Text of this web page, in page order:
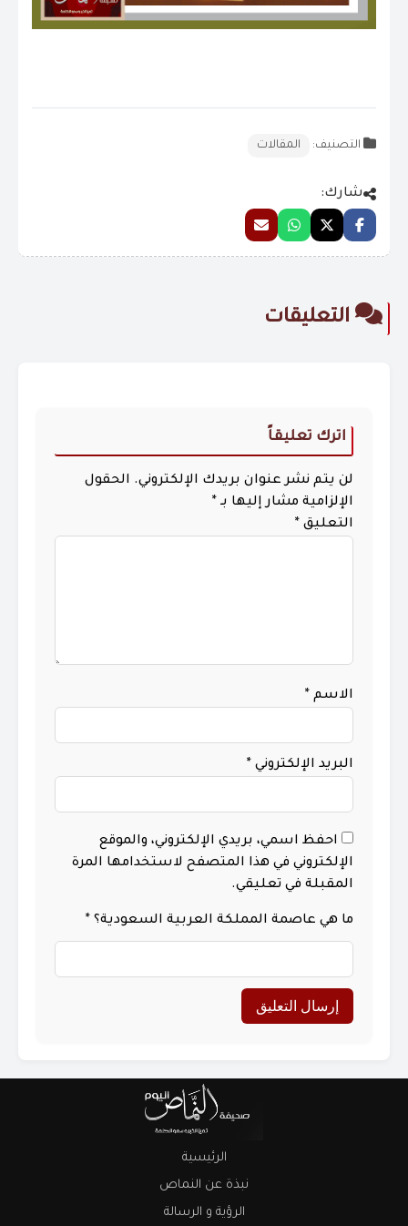
التصنيف: المقالات
شارك:
التعليقات
اترك تعليقاً
لن يتم نشر عنوان بريدك الإلكتروني. الحقول
الإلزامية مشار إليها بـ *
التعليق *
الاسم *
البريد الإلكتروني *
احفظ اسمي، بريدي الإلكتروني، والموقع
الإلكتروني في هذا المتصفح لاستخدامها المرة
المقبلة في تعليقي.
ما هي عاصمة المملكة العربية السعودية؟ *
الرئيسية
نبذة عن النماص
الرؤية و الرسالة